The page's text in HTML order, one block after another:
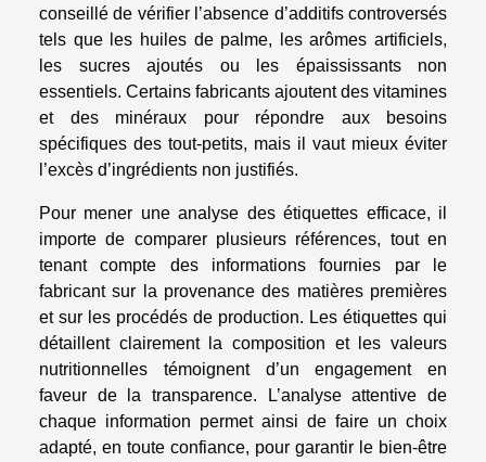
conseillé de vérifier l’absence d’additifs controversés
tels que les huiles de palme, les arômes artificiels,
les sucres ajoutés ou les épaississants non
essentiels. Certains fabricants ajoutent des vitamines
et des minéraux pour répondre aux besoins
spécifiques des tout-petits, mais il vaut mieux éviter
l’excès d’ingrédients non justifiés.
Pour mener une analyse des étiquettes efficace, il
importe de comparer plusieurs références, tout en
tenant compte des informations fournies par le
fabricant sur la provenance des matières premières
et sur les procédés de production. Les étiquettes qui
détaillent clairement la composition et les valeurs
nutritionnelles témoignent d’un engagement en
faveur de la transparence. L’analyse attentive de
chaque information permet ainsi de faire un choix
adapté, en toute confiance, pour garantir le bien-être